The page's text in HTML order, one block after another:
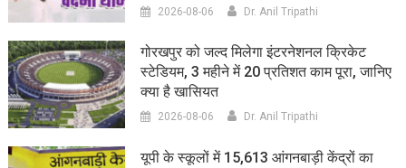
2026-08-06 Dr. Anil Tripathi
गोरखपुर को जल्द मिलेगा इंटरनेशनल क्रिकेट
स्टेडियम, 3 महीने में 20 प्रतिशत काम पूरा, जानिए
क्या है खासियत
2026-08-06 Dr. Anil Tripathi
यूपी के स्कूलों में 15,613 आंगनबाड़ी केंद्रों का